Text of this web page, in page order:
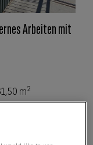
Arbeiten mit
m2